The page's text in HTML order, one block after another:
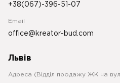
+38(067)-396-51-07
Email
office@kreator-bud.com
Львів
Адреса (Відділ продажу ЖК на